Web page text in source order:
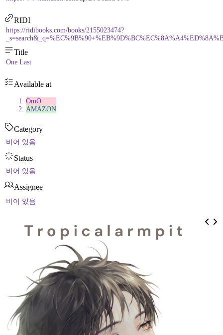
RIDI
https://ridibooks.com/books/2155023474?
Title
One Last
Available at
OmO
AMAZON
Category
비어 있음
Status
비어 있음
Assignee
비어 있음